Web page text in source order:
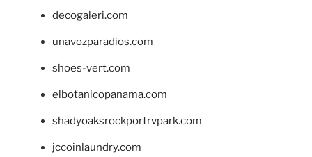
decogaleri.com
unavozparadios.com
shoes-vert.com
elbotanicopanama.com
shadyoaksrockportrvpark.com
jccoinlaundry.com